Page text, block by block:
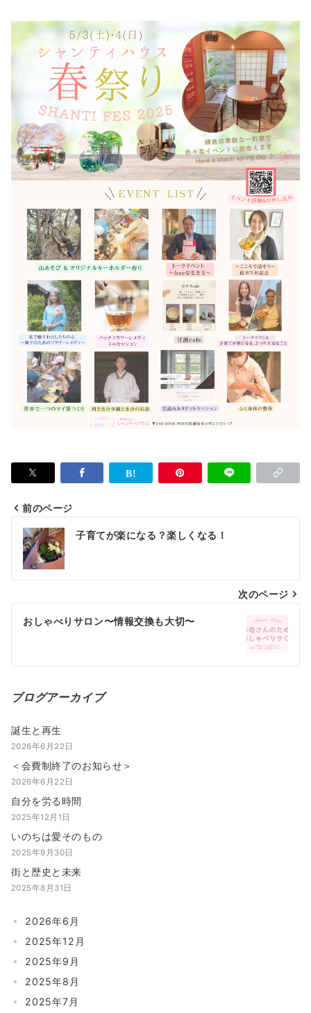
投
稿
ナ
ビ
ゲ
シ
ョ
前のページ
子育てが楽になる？楽しくなる！
次のページ
おしゃべりサロン〜情報交換も大切〜
ブログアーカイブ
誕生と再生
2026年6月22日
＜会費制終了のお知らせ＞
2026年6月22日
自分を労る時間
2025年12月1日
いのちは愛そのもの
2025年9月30日
街と歴史と未来
2025年8月31日
2026年6月
2025年12月
2025年9月
2025年8月
2025年7月